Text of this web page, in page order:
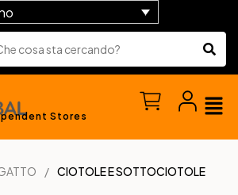
Stores
CIOTOLE E SOTTOCIOTOLE